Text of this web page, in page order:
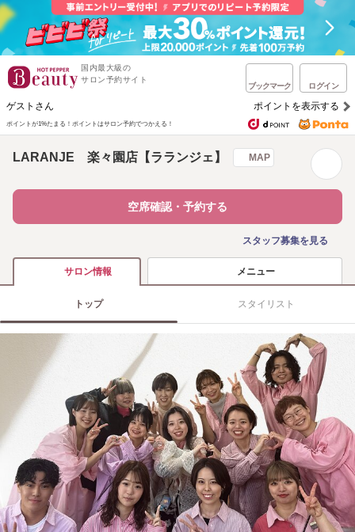
国内最大級の
サロン予約サイト
ブックマーク ログイン
ゲストさん ポイントを表示する
ポイントが1%たまる！ ポイントはサロン予約でつかえる！
LARANJE 楽々園店【ラランジェ】 MAP
空席確認・予約する
スタッフ募集を見る
サロン情報 メニュー
トップ スタイリスト